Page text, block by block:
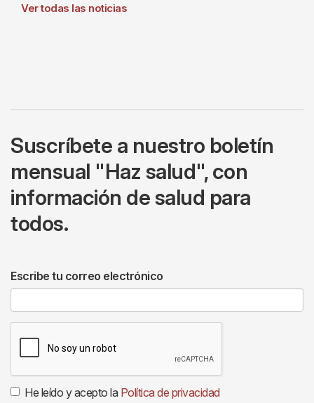
Ver todas las noticias
Suscríbete a nuestro boletín
mensual "Haz salud", con
información de salud para
todos.
Escribe tu correo electrónico
He leído y acepto la Política de privacidad